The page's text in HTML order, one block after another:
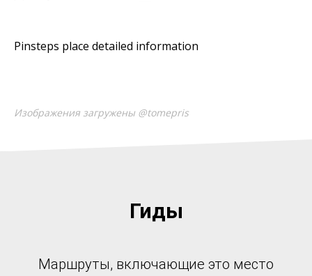
Pinsteps place detailed information
Изображения загружены @tomepris
Гиды
Маршруты, включающие это место